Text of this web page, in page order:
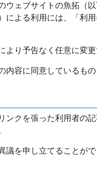
ウェブサイトの魚拓（
による利用には、「利
より予告なく任意に変更
内容に同意しているも
ンクを張った利用者の
議を申し立てることが